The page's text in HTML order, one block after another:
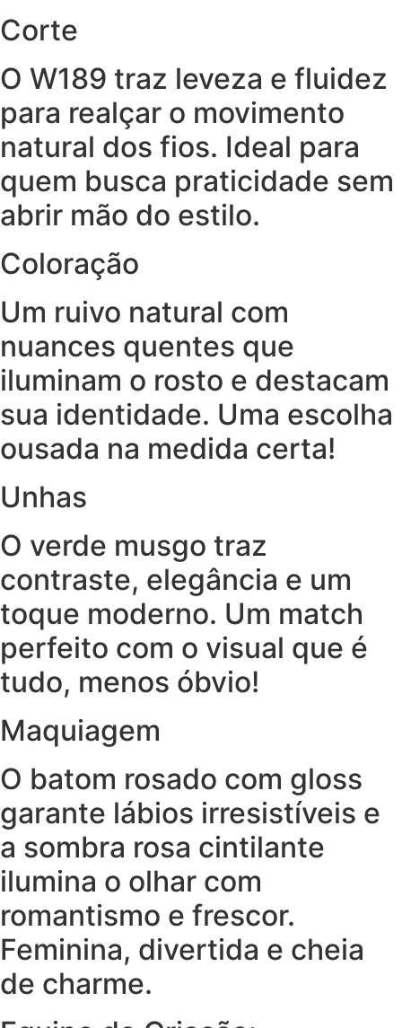
Corte
O W189 traz leveza e fluidez
para realçar o movimento
natural dos fios. Ideal para
quem busca praticidade sem
abrir mão do estilo.
Coloração
Um ruivo natural com
nuances quentes que
iluminam o rosto e destacam
sua identidade. Uma escolha
ousada na medida certa!
Unhas
O verde musgo traz
contraste, elegância e um
toque moderno. Um match
perfeito com o visual que é
tudo, menos óbvio!
Maquiagem
O batom rosado com gloss
garante lábios irresistíveis e
a sombra rosa cintilante
ilumina o olhar com
romantismo e frescor.
Feminina, divertida e cheia
de charme.